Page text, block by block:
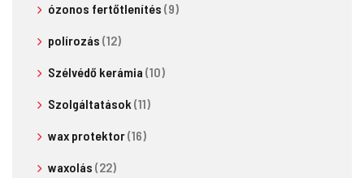
ózonos fertőtlenítés (9)
polírozás (12)
Szélvédő kerámia (10)
Szolgáltatások (11)
wax protektor(16)
waxolás (22)